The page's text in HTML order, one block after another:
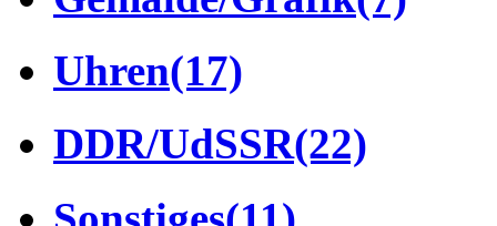
Uhren(17)
DDR/UdSSR(22)